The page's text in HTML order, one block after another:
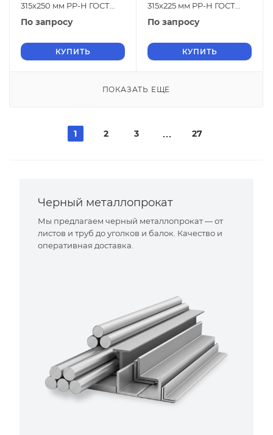
315х250 мм PP-H ГОСТ
32415-2013
По запросу
КУПИТЬ
315х225 мм PP-H ГОСТ
32415-2013
По запросу
КУПИТЬ
ПОКАЗАТЬ ЕЩЕ
1 2 3 27
Черный металлопрокат
Мы предлагаем черный металлопрокат — от
листов и труб до уголков и балок. Качество и
оперативная доставка.